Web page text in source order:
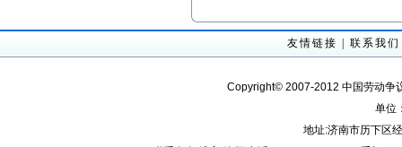
友情链接 联系我们
Copyright© 2007-2012 中国劳动争
单位
地址:济南市历下区